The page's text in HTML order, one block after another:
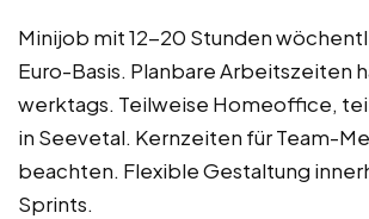
Minijob mit 12-20 Stunden
Euro-Basis. Planbare Arbeitszeiten
werktags. Teilweise Homeoffice,
in Seevetal. Kernzeiten für Team-
beachten. Flexible Gestaltung
Sprints.